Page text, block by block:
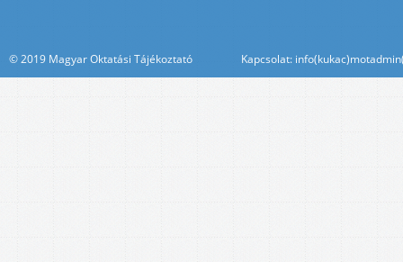
© 2019 Magyar Oktatási Tájékoztató Kapcsolat: